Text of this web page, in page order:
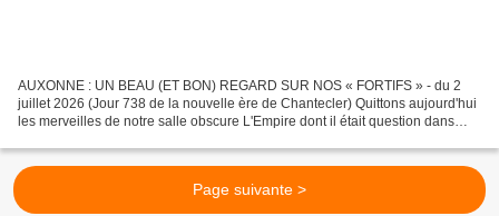
AUXONNE : UN BEAU (ET BON) REGARD SUR NOS « FORTIFS » - du 2
juillet 2026 (Jour 738 de la nouvelle ère de Chantecler) Quittons aujourd'hui
les merveilles de notre salle obscure L'Empire dont il était question dans
Page suivante >